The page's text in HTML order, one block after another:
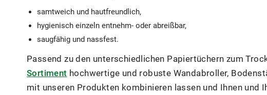
samtweich und hautfreundlich,
hygienisch einzeln entnehm- oder abreißbar,
saugfähig und nassfest.
Passend zu den unterschiedlichen Papiertüchern zum
Sortiment hochwertige und robuste Wandabroller,
mit unseren Produkten kombinieren lassen und Ihnen und